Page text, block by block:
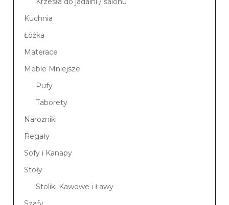
Kuchnia
Łóżka
Materace
Meble Mniejsze
Pufy
Taborety
Narożniki
Regały
Sofy i Kanapy
Stoły
Stoliki Kawowe i Ławy